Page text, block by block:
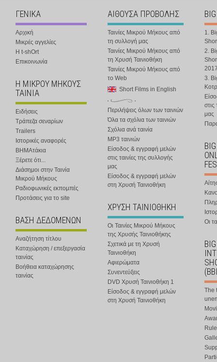
ΓΕΝΙΚΑ
Αρχική
Μικρές αγγελίες
Η t-shOrt
Επικοινωνία
Η ΜΙΚΡΟΥ ΜΗΚΟΥΣ
ΤΑΙΝΙΑ
Ειδήσεις
Τράπεζα σεναρίων
Trailers
Ιστορικές αναφορές
ΒΗΜΑτάκια
Ξέρετε ότι...
Διάσημοι στην Ταινία
Μικρού Μήκους
Ραδιοφωνικές εκπομπές
Προτάσεις για το site
ΒΑΣΗ ΔΕΔΟΜΕΝΩΝ
Αναζήτηση τίτλου
Καταχώρηση / επεξεργασία
ταινίας
Βοήθεια καταχώρησης
ταινίας
ΑΙΘΟΥΣΑ ΠΡΟΒΟΛΗΣ
Ταινίες Μικρού Μήκους από
τη συλλογή μας
Ταινίες Μικρού Μήκους από
τη Χρυσή Ταινιοθήκη
Ταινίες Μικρού Μήκους από
το Web
Short Films in English
Περιλήψεις όλων των ταινιών
Όλα τα σχόλια των ταινιών
Σχόλια ανά ταινία
MP3 ταινιών
Είσοδος & εγγραφή μελών
στις ταινίες της συλλογής
μας
Είσοδος & εγγραφή μελών
στη Χρυσή Ταινιοθήκη
ΧΡΥΣΗ ΤΑΙΝΙΟΘΗΚΗ
Οι Ταινίες Μικρού Μήκους
της Χρυσής Ταινιοθήκης
Σχετικά με τη Χρυσή
Ταινιοθήκη
Αφιερώματα
Συνεντεύξεις
DVD Χρυσή Ταινιοθήκη 1
Είσοδος & εγγραφή μελών
στη Χρυσή Ταινιοθήκη
1.
2.
3.
στις
μας
Οι
The